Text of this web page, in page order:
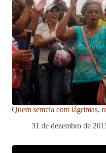
Quem semeia com lágrimas,
31 de dezembro de